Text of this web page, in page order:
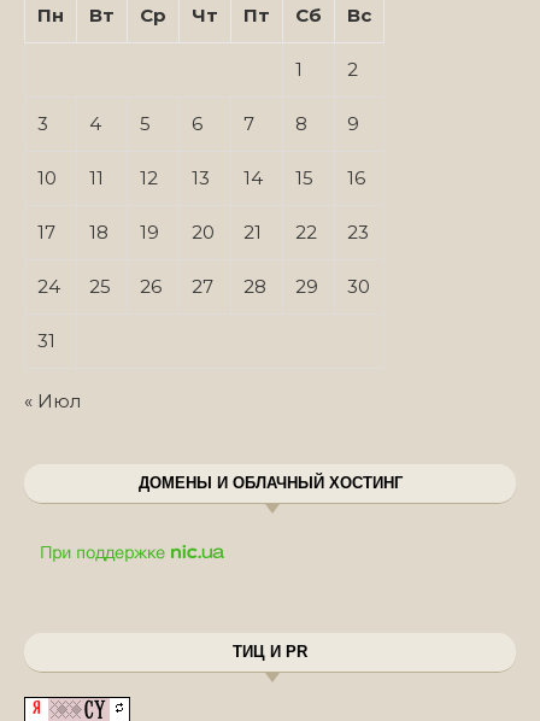
Пн
Вт Ср Чт Пт Сб Вс
1 2
3 4 5 6 7 8 9
10 11 12 13 14 15 16
17 18 19 20 21 22 23
24 25 26 27 28 29 30
31
« Июл
ДОМЕНЫ И ОБЛАЧНЫЙ ХОСТИНГ
ТИЦ И PR